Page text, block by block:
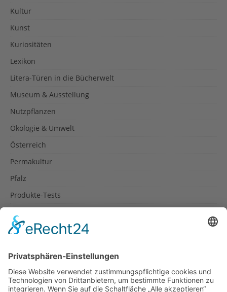
Kultur
Kunst
Kuriositäten
Lexikon
Litera-Türen in die Bücherwelt
Museum & Ausstellung
Nutzpflanzen
Ökologie & Umwelt
Österreich
Permakultur
Pfalz
Produkte-Tests
Rezepte
Spanien
Südtirol